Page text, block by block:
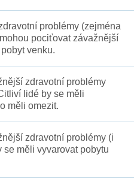
problémy (zejména
pociťovat závažnější
venku.
zdravotní problémy
lidé by se měli
měli omezit.
zdravotní problémy (i
se měli vyvarovat pobytu